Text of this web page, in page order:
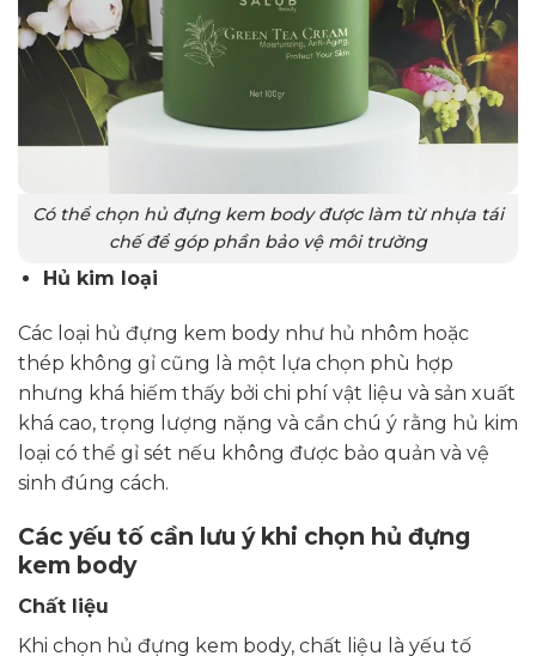
Có thể chọn hủ đựng kem body được làm từ nhựa tái
chế để góp phần bảo vệ môi trường
Hủ kim loại
Các loại hủ đựng kem body như hủ nhôm hoặc
thép không gỉ cũng là một lựa chọn phù hợp
nhưng khá hiếm thấy bởi chi phí vật liệu và sản xuất
khá cao, trọng lượng nặng và cần chú ý rằng hủ kim
loại có thể gỉ sét nếu không được bảo quản và vệ
sinh đúng cách.
Các yếu tố cần lưu ý khi chọn hủ đựng
kem body
Chất liệu
Khi chọn hủ đựng kem body, chất liệu là yếu tố